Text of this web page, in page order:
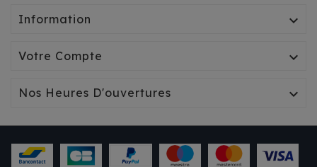
Information 
Votre Compte 
Nos Heures D'ouvertures 